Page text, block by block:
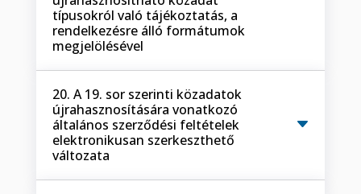
típusokról való tájékoztatás, a
rendelkezésre álló formátumok
megjelölésével
20. A 19. sor szerinti közadatok
újrahasznosítására vonatkozó
általános szerződési feltételek
elektronikusan szerkeszthető
változata